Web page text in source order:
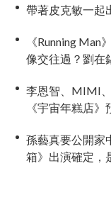
帶著皮克敏一起
《Running
像交往過？劉在
李恩智、MIMI
《宇宙年糕店
孫藝真要公開家
箱》出演確定，